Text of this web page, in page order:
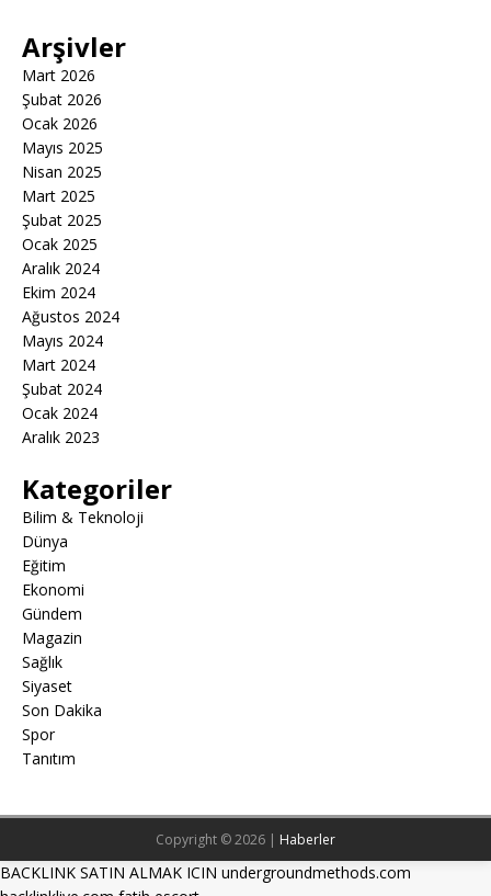
Arşivler
Mart 2026
Şubat 2026
Ocak 2026
Mayıs 2025
Nisan 2025
Mart 2025
Şubat 2025
Ocak 2025
Aralık 2024
Ekim 2024
Ağustos 2024
Mayıs 2024
Mart 2024
Şubat 2024
Ocak 2024
Aralık 2023
Kategoriler
Bilim & Teknoloji
Dünya
Eğitim
Ekonomi
Gündem
Magazin
Sağlık
Siyaset
Son Dakika
Spor
Tanıtım
Copyright © 2026 | Haberler
BACKLINK SATIN ALMAK ICIN undergroundmethods.com